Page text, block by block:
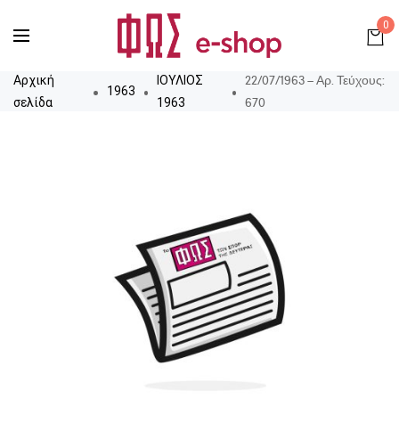
0
Αρχική
σελίδα
1963
ΙΟΥΛΙΟΣ
1963
22/07/1963 – Αρ. Τεύχους:
670